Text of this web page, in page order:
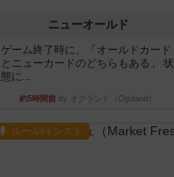
ニューオールド
ゲーム終了時に、「オールドカード
とニューカードのどちらもある」 状
態に...
約5時間前 by オグランド（Oguland）
ルール/インスト